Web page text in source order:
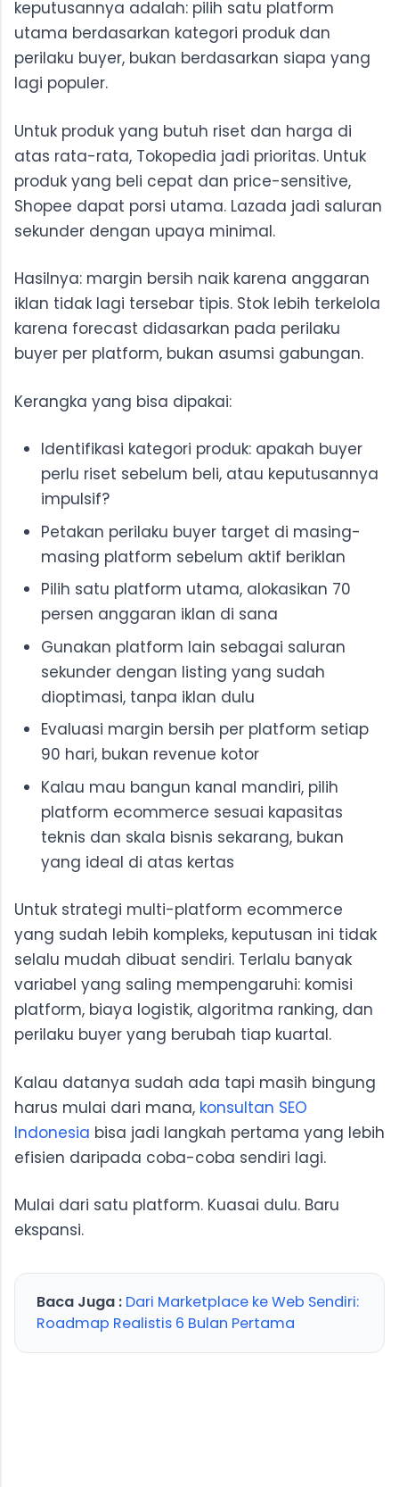
keputusannya adalah: pilih satu platform
utama berdasarkan kategori produk dan
perilaku buyer, bukan berdasarkan siapa yang
lagi populer.
Untuk produk yang butuh riset dan harga di
atas rata-rata, Tokopedia jadi prioritas. Untuk
produk yang beli cepat dan price-sensitive,
Shopee dapat porsi utama. Lazada jadi saluran
sekunder dengan upaya minimal.
Hasilnya: margin bersih naik karena anggaran
iklan tidak lagi tersebar tipis. Stok lebih terkelola
karena forecast didasarkan pada perilaku
buyer per platform, bukan asumsi gabungan.
Kerangka yang bisa dipakai:
Identifikasi kategori produk: apakah buyer
perlu riset sebelum beli, atau keputusannya
impulsif?
Petakan perilaku buyer target di masing-
masing platform sebelum aktif beriklan
Pilih satu platform utama, alokasikan 70
persen anggaran iklan di sana
Gunakan platform lain sebagai saluran
sekunder dengan listing yang sudah
dioptimasi, tanpa iklan dulu
Evaluasi margin bersih per platform setiap
90 hari, bukan revenue kotor
Kalau mau bangun kanal mandiri, pilih
platform ecommerce sesuai kapasitas
teknis dan skala bisnis sekarang, bukan
yang ideal di atas kertas
Untuk strategi multi-platform ecommerce
yang sudah lebih kompleks, keputusan ini tidak
selalu mudah dibuat sendiri. Terlalu banyak
variabel yang saling mempengaruhi: komisi
platform, biaya logistik, algoritma ranking, dan
perilaku buyer yang berubah tiap kuartal.
Kalau datanya sudah ada tapi masih bingung
harus mulai dari mana, konsultan SEO
Indonesia bisa jadi langkah pertama yang lebih
efisien daripada coba-coba sendiri lagi.
Mulai dari satu platform. Kuasai dulu. Baru
ekspansi.
Baca Juga : Dari Marketplace ke Web Sendiri:
Roadmap Realistis 6 Bulan Pertama